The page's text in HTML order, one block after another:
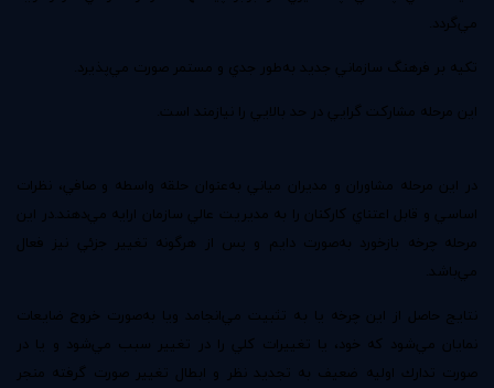
مي‌گردد.
تكيه بر فرهنگ سازماني جديد به‌طور جدي و مستمر صورت مي‌پذيرد.
اين مرحله مشاركت گرايي در حد بالايي را نيازمند است.
در اين مرحله مشاوران و مديران مياني به‌عنوان حلقه واسطه و صافي‌، نظرات
اساسي و قابل اعتناي كاركنان را به مديريت عالي سازمان ارايه مي‌دهند.در اين
مرحله چرخه بازخورد به‌صورت دايم و پس از هرگونه تغيير جزئي نيز فعال
مي‌باشد.
نتايج حاصل از اين چرخه يا به تثبيت مي‌انجامد ويا به‌صورت خروج ضايعات
نمايان مي‌شود كه خود‌، يا تغييرات كلي را در تغيير سبب مي‌شود و يا در
صورت تدارك اوليه ضعيف به تجديد نظر و ابطال تغيير صورت گرفته منجر